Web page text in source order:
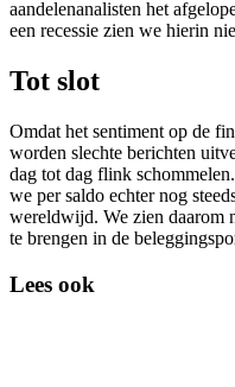
aandelenanalisten het
een recessie zien we hierin
Tot slot
Omdat het sentiment op de
worden slechte berichten
dag tot dag flink
we per saldo echter nog
wereldwijd. We zien daarom
te brengen in de
Lees ook